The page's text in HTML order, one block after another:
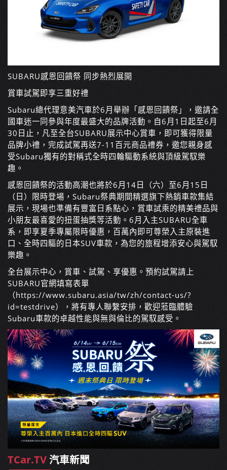
SUBARU感恩回饋祭 同步熱烈展開
賞車試駕即享三重好禮
Subaru總代理意美汽車於6月舉辦「感恩回饋祭」，邀請全
國車迷一同參與年度最盛大的品牌活動。自6月1日起至6月
30日止，凡至全台SUBARU展示中心賞車，即可獲得限量
品牌小禮，完成試駕再送7-11百元商品禮券，邀您親身感
受Subaru獨有的對稱式全時四輪驅動系統與頂級駕馭樂
趣。
感恩回饋祭的活動高潮也將於6月14日（六）至6月15日
（日）限時登場，Subaru祭典期間精選旗下熱銷車款集結
展示，現場也準備有豐富日系點心，賞車試乘的精美禮品與
小朋友最喜愛的扭蛋抽獎等活動。6月入主SUBARU全車
系，即享夏季專屬限時優惠，百萬內即可尊榮入主原裝進
口、全時四驅的日本SUV車款，為您的旅程增添安心與駕馭
樂趣。
全台展示中心，賞車、試駕、享優惠。預約試駕請上
SUBARU官網填寫表單
（https://www.subaru.asia/tw/zh/contact-us/?
id=testdrive），將有專人聯繫安排，歡迎蒞臨體驗
Subaru車款的卓越性能與無與倫比的駕馭感受。
TCar.TV汽車新聞